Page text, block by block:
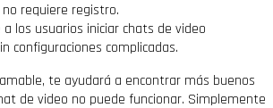
requiere registro.
los usuarios iniciar chats de video
configuraciones complicadas.
te ayudará a encontrar más buenos
de video no puede funcionar. Simplemente